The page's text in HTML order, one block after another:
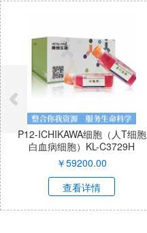
P12-ICHIKAWA细胞（人T细胞
白血病细胞）KL-C3729H
￥59200.00
查看详情